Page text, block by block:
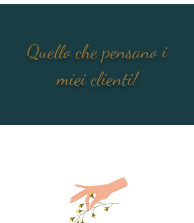
Quello che pensano i
miei clienti!